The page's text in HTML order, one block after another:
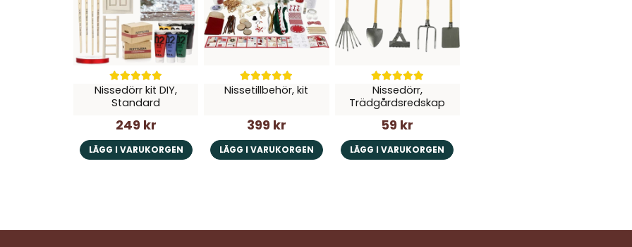
Nissedörr kit DIY,
Standard
249 kr
LÄGG I VARUKORGEN
Nissetillbehör, kit
399 kr
LÄGG I VARUKORGEN
Nissedörr,
Trädgårdsredskap
59 kr
LÄGG I VARUKORGEN